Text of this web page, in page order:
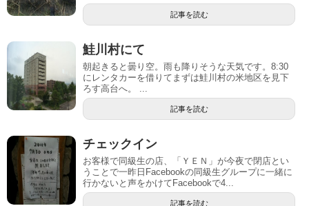
記事を読む
鮭川村にて
朝起きると曇り空。雨も降りそうな天気です。8:30
にレンタカーを借りてまずは鮭川村の米地区を見下
ろす高台へ。 ...
記事を読む
チェックイン
お客様で同級生の店、「ＹＥＮ」が今夜で閉店とい
うことで一昨日Facebookの同級生グループに一緒に
行かないと声をかけてFacebookで4...
記事を読む